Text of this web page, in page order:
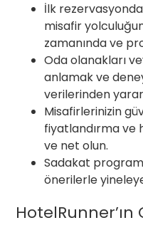
İlk
misafir
zamanında ve
Oda olanakları
anlamak ve
verilerinden
Misafirlerinizin
fiyatlandırma ve
ve net olun.
Sadakat
önerilerle